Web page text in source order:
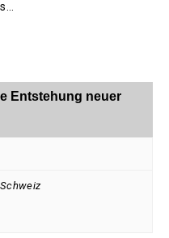
Entstehung neuer
Schweiz